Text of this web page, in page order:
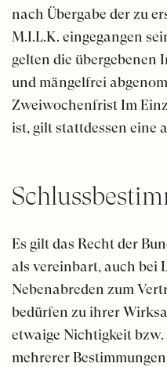
nach Übergabe der zu
M.I.L.K. eingegangen
gelten die übergebenen
und mängelfrei
Zweiwochenfrist Im
ist, gilt stattdessen eine
Es gilt das Recht der
als vereinbart, auch bei
Nebenabreden zum
bedürfen zu ihrer
etwaige Nichtigkeit
mehrerer